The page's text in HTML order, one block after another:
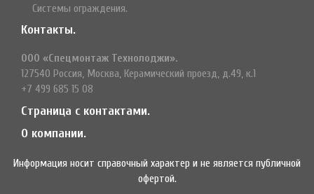
Системы ограждения.
Контакты.
ООО «Спецмонтаж Технолоджи».
127540 Россия, Москва, Керамический проезд, д.49, к.1
+7 499 685 15 08
Страница с контактами.
О компании.
Информация носит справочный характер и не является публичной
офертой.